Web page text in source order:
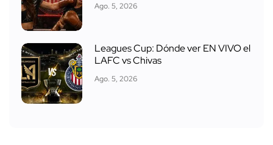
Ago. 5, 2026
Leagues Cup: Dónde ver EN VIVO el
LAFC vs Chivas
Ago. 5, 2026